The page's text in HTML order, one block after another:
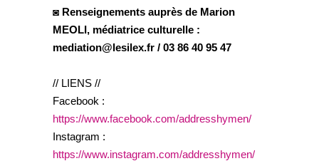
◙ Renseignements auprès de Marion
MEOLI, médiatrice culturelle :
mediation@lesilex.fr / 03 86 40 95 47
// LIENS //
Facebook :
https://www.facebook.com/addresshymen/
Instagram :
https://www.instagram.com/addresshymen/